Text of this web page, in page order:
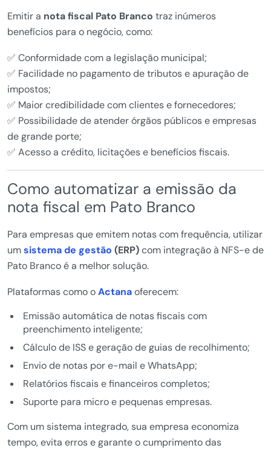
Emitir a nota fiscal Pato Branco traz inúmeros
benefícios para o negócio, como:
✅ Conformidade com a legislação municipal;
✅ Facilidade no pagamento de tributos e apuração de
impostos;
✅ Maior credibilidade com clientes e fornecedores;
✅ Possibilidade de atender órgãos públicos e empresas
de grande porte;
✅ Acesso a crédito, licitações e benefícios fiscais.
Como automatizar a emissão da
nota fiscal em Pato Branco
Para empresas que emitem notas com frequência, utilizar
umsistema de gestão (ERP)com integração à NFS-e de
Pato Branco é a melhor solução.
Plataformas como oActanaoferecem:
Emissão automática de notas fiscais com
preenchimento inteligente;
Cálculo de ISS e geração de guias de recolhimento;
Envio de notas por e-mail e WhatsApp;
Relatórios fiscais e financeiros completos;
Suporte para micro e pequenas empresas.
Com um sistema integrado, sua empresa economiza
tempo, evita erros e garante o cumprimento das